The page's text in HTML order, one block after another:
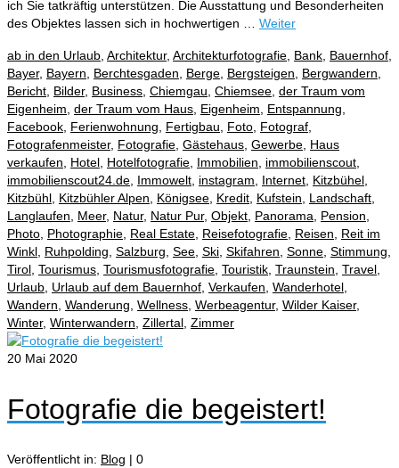
ich Sie tatkräftig unterstützen. Die Ausstattung und Besonderheiten
des Objektes lassen sich in hochwertigen … Weiter
ab in den Urlaub Architektur, Architekturfotografie Bank Bauernhof
Bayer, Bayern Berchtesgaden Berge Bergsteigen Bergwandern
Bericht Bilder, Business Chiemgau Chiemsee der Traum vom
Eigenheim der Traum vom Haus Eigenheim Entspannung
Facebook Ferienwohnung Fertigbau Foto Fotograf
Fotografenmeister, Fotografie Gästehaus Gewerbe Haus
verkaufen
Hotel Hotelfotografie Immobilien immobilienscout
immobilienscout24.de Immowelt instagram Internet Kitzbühel
Kitzbühl Kitzbühler Alpen Königsee Kredit Kufstein Landschaft
Langlaufen
Meer, Natur, Natur Pur, Objekt Panorama Pension
Photo Photographie Real Estate Reisefotografie Reisen
Reit im
Winkl Ruhpolding Salzburg See Ski Skifahren Sonne Stimmung
Tirol Tourismus Tourismusfotografie Touristik Traunstein Travel
Urlaub Urlaub auf dem Bauernhof Verkaufen Wanderhotel
Wandern Wanderung Wellness Werbeagentur, Wilder Kaiser,
Winter, Winterwandern Zillertal Zimmer
20 Mai 2020
Fotografie die begeistert!
Veröffentlicht in: Blog | 0